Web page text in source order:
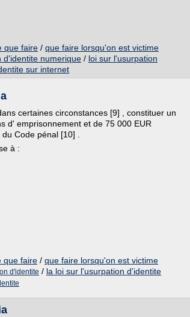
que faire / que faire lorsqu'on est victime
d'identite numerique / loi sur l'usurpation
sur internet
certaines circonstances [9] , constituer un
d' emprisonnement et de 75 000 EUR
Code pénal [10] .
à :
que faire / que faire lorsqu'on est victime
d'identite / la loi sur l'usurpation d'identite